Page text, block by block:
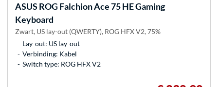
ASUS ROG Falchion Ace 75 HE Gaming
Keyboard
Zwart, US lay-out (QWERTY), ROG HFX V2, 75%
Lay-out: US lay-out
Verbinding: Kabel
Switch type: ROG HFX V2